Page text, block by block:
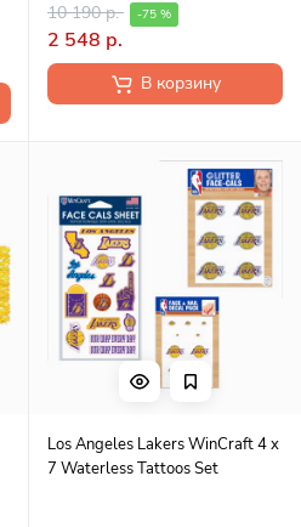
10 190 р. -75 %
2 548 р.
В корзину
Los Angeles Lakers WinCraft 4 x
7 Waterless Tattoos Set